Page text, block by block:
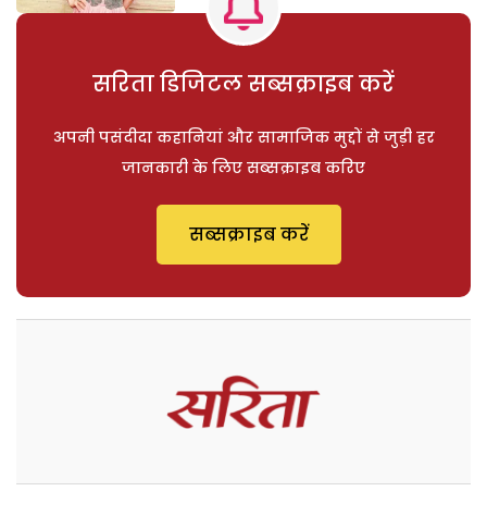
सरिता डिजिटल सब्सक्राइब करें
अपनी पसंदीदा कहानियां और सामाजिक मुद्दों से जुड़ी हर
जानकारी के लिए सब्सक्राइब करिए
सब्सक्राइब करें